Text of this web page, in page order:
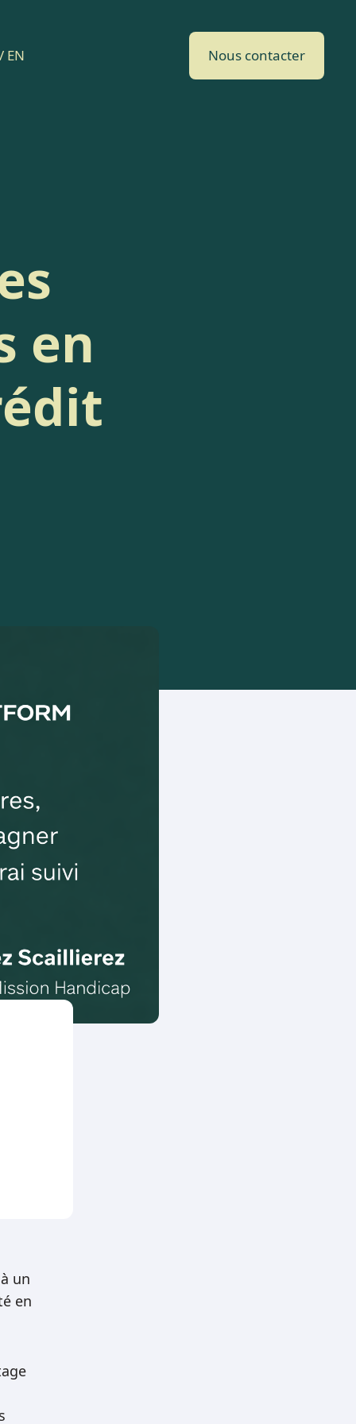
EN Nous contacter
en
un
en